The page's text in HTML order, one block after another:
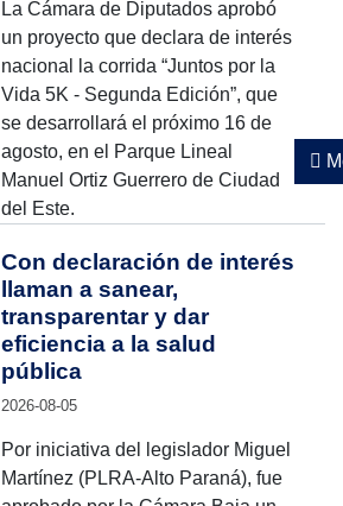
La Cámara de Diputados aprobó
un proyecto que declara de interés
nacional la corrida “Juntos por la
Vida 5K - Segunda Edición”, que
se desarrollará el próximo 16 de
agosto, en el Parque Lineal
Manuel Ortiz Guerrero de Ciudad
del Este.
Con declaración de interés
llaman a sanear,
transparentar y dar
eficiencia a la salud
pública
2026-08-05
Por iniciativa del legislador Miguel
Martínez (PLRA-Alto Paraná), fue